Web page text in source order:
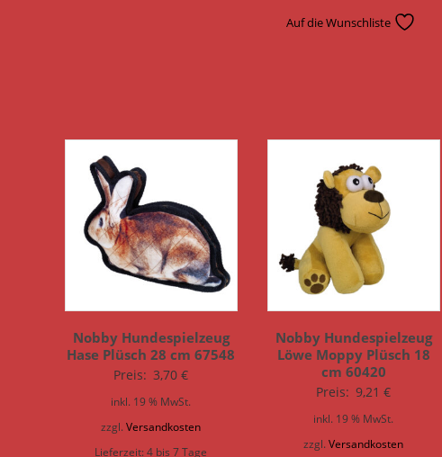
Auf die Wunschliste
Nobby Hundespielzeug
Hase Plüsch 28 cm 67548
Preis: 3,70€
inkl. 19 % MwSt.
zzgl.Versandkosten
Lieferzeit:4 bis 7 Tage
Nobby Hundespielzeug
Löwe Moppy Plüsch 18
cm 60420
Preis: 9,21€
inkl. 19 % MwSt.
zzgl.Versandkosten